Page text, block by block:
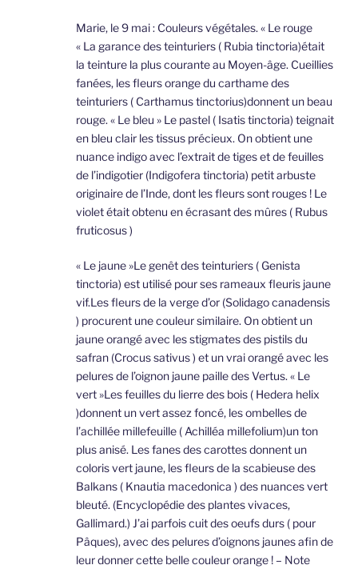
Marie, le 9 mai : Couleurs végétales. « Le rouge
« La garance des teinturiers ( Rubia tinctoria)était
la teinture la plus courante au Moyen-âge. Cueillies
fanées, les fleurs orange du carthame des
teinturiers ( Carthamus tinctorius)donnent un beau
rouge. « Le bleu » Le pastel ( Isatis tinctoria) teignait
en bleu clair les tissus précieux. On obtient une
nuance indigo avec l’extrait de tiges et de feuilles
de l’indigotier (Indigofera tinctoria) petit arbuste
originaire de l’Inde, dont les fleurs sont rouges ! Le
violet était obtenu en écrasant des mûres ( Rubus
fruticosus )
« Le jaune »Le genêt des teinturiers ( Genista
tinctoria) est utilisé pour ses rameaux fleuris jaune
vif.Les fleurs de la verge d’or (Solidago canadensis
) procurent une couleur similaire. On obtient un
jaune orangé avec les stigmates des pistils du
safran (Crocus sativus ) et un vrai orangé avec les
pelures de l’oignon jaune paille des Vertus. « Le
vert »Les feuilles du lierre des bois ( Hedera helix
)donnent un vert assez foncé, les ombelles de
l’achillée millefeuille ( Achilléa millefolium)un ton
plus anisé. Les fanes des carottes donnent un
coloris vert jaune, les fleurs de la scabieuse des
Balkans ( Knautia macedonica ) des nuances vert
bleuté. (Encyclopédie des plantes vivaces,
Gallimard.) J’ai parfois cuit des oeufs durs ( pour
Pâques), avec des pelures d’oignons jaunes afin de
leur donner cette belle couleur orange ! – Note